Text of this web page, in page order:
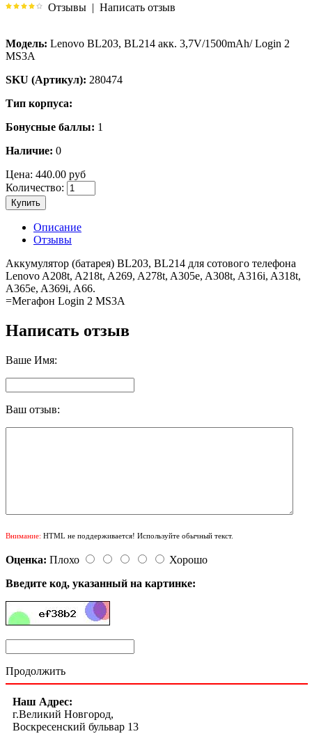
Отзывы | Написать отзыв
Модель: Lenovo BL203, BL214 акк. 3,7V/1500mAh/ Login 2
MS3A
SKU (Артикул): 280474
Тип корпуса:
Бонусные баллы: 1
Наличие: 0
Цена: 440.00 руб
Количество:
Купить
Описание
Отзывы
Аккумулятор (батарея) BL203, BL214 для сотового телефона
Lenovo A208t, A218t, A269, A278t, A305e, A308t, A316i, A318t,
A365e, A369i, A66.
=Мегафон Login 2 MS3A
Написать отзыв
Ваше Имя:
Ваш отзыв:
Внимание: HTML не поддерживается! Используйте обычный текст.
Оценка: Плохо
Хорошо
Введите код, указанный на картинке:
Продолжить
Наш Адрес:
г.Великий Новгород,
Воскресенский бульвар 13